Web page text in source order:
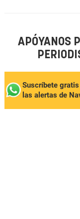
APÓYANOS
Suscríbete
las alertas de